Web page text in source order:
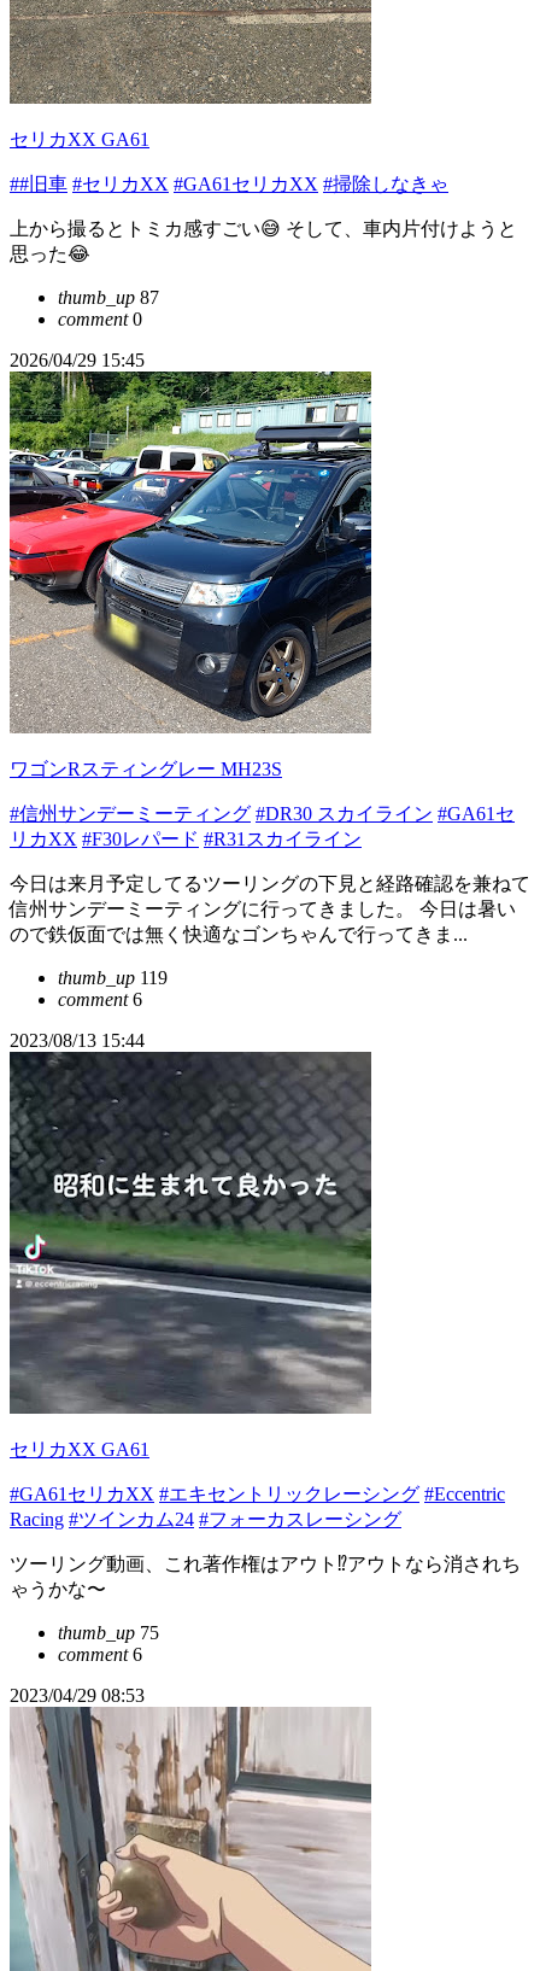
セリカXX GA61
##旧車 #セリカXX #GA61セリカXX #掃除しなきゃ
上から撮るとトミカ感すごい😅 そして、車内片付けようと
思った😂
thumb_up 87
comment0
2026/04/29 15:45
ワゴンRスティングレー MH23S
#信州サンデーミーティング #DR30 スカイライン #GA61セ
リカXX #F30レパード #R31スカイライン
今日は来月予定してるツーリングの下見と経路確認を兼ねて
信州サンデーミーティングに行ってきました。 今日は暑い
ので鉄仮面では無く快適なゴンちゃんで行ってきま...
thumb_up 119
comment6
2023/08/13 15:44
セリカXX GA61
#GA61セリカXX #エキセントリックレーシング #Eccentric
Racing #ツインカム24 #フォーカスレーシング
ツーリング動画、これ著作権はアウト⁉️アウトなら消されち
ゃうかな〜
thumb_up 75
comment6
2023/04/29 08:53